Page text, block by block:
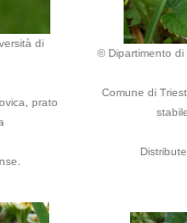
di
prato
© Dipartimento
Comune di